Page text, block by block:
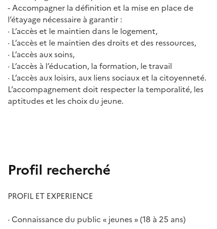
- Accompagner la définition et la mise en place de
l’étayage nécessaire à garantir :
· L’accès et le maintien dans le logement,
· L’accès et le maintien des droits et des ressources,
· L’accès aux soins,
· L’accès à l’éducation, la formation, le travail
· L’accès aux loisirs, aux liens sociaux et la citoyenneté.
L’accompagnement doit respecter la temporalité, les
aptitudes et les choix du jeune.
Profil recherché
PROFIL ET EXPERIENCE
· Connaissance du public « jeunes » (18 à 25 ans)